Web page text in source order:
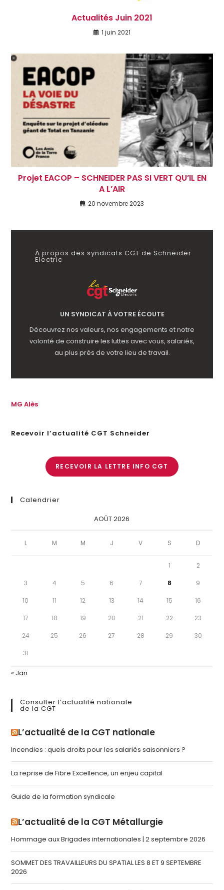
Actualités Juin 2021
1 juin 2021
Projet EACOP – SCHNEIDER PAS SI VERT QU’IL EN
A L’AIR
20 novembre 2023
À propos des syndicats CGT de Schneider
Electric
UN SYNDICAT À VOTRE ÉCOUTE
Découvrez nos valeurs, nos engagements et notre
volonté de construire les luttes avec vous, salariés,
au plus près de votre lieu de travail.
MG Alès
Recevoir l’actualité CGT Schneider
RECEVOIR LA LETTRE INFO CGT
Calendrier
AOÛT 2026
L M M J V S D
1 2
3 4 5 6 7 8 9
10 11 12 13 14 15 16
17 18 19 20 21 22 23
24 25 26 27 28 29 30
31
« Jan
Consulter l’actualité nationale
de la CGT
L’actualité de la CGT nationale
Incendies : quels droits pour les salariés saisonniers ?
La reprise de Fibre Excellence, un enjeu capital
Guide de la formation syndicale
L’actualité de la CGT Métallurgie
Hommage aux Brigades internationales | 2 septembre 2026
SOMMET DES TRAVAILLEURS DU SPATIAL LES 8 ET 9 SEPTEMBRE
2026